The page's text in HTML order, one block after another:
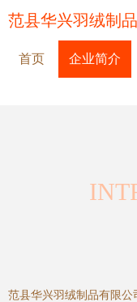
范县华兴羽绒制
首页 企业简介
范县华兴羽绒制品有限